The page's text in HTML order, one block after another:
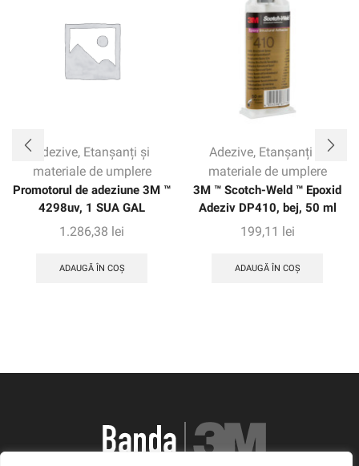
Adezive, Etanșanți și
materiale de umplere
Promotorul de adeziune 3M ™
4298uv, 1 SUA GAL
1.286,38 lei
ADAUGĂ ÎN COȘ
Adezive, Etanșanți și
materiale de umplere
3M ™ Scotch-Weld ™ Epoxid
Adeziv DP410, bej, 50 ml
199,11 lei
ADAUGĂ ÎN COȘ